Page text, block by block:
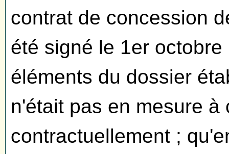
contrat de concession
été signé le 1er
éléments du dossier
n'était pas en mesure
contractuellement ;